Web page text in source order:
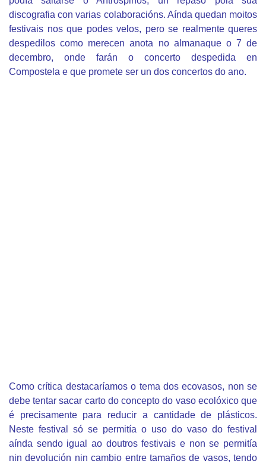
discografia con varias colaboracións. Aínda quedan moitos
festivais nos que podes velos, pero se realmente queres
despedilos como merecen anota no almanaque o 7 de
decembro, onde farán o concerto despedida en
Compostela e que promete ser un dos concertos do ano.
Como crítica destacaríamos o tema dos ecovasos, non se
debe tentar sacar carto do concepto do vaso ecolóxico que
é precisamente para reducir a cantidade de plásticos.
Neste festival só se permitía o uso do vaso do festival
aínda sendo igual ao doutros festivais e non se permitía
nin devolución nin cambio entre tamaños de vasos, tendo